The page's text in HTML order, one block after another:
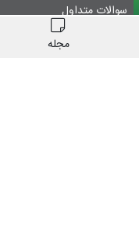
مجله
سوالات متداول